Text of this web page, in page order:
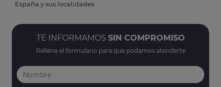
España y sus localidades
TE INFORMAMOS SIN COMPROMISO
Rellena el formulario para que podamos atenderte